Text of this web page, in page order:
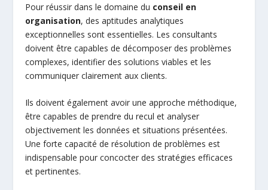
Pour réussir dans le domaine du conseil en
organisation, des aptitudes analytiques
exceptionnelles sont essentielles. Les consultants
doivent être capables de décomposer des problèmes
complexes, identifier des solutions viables et les
communiquer clairement aux clients.
Ils doivent également avoir une approche méthodique,
être capables de prendre du recul et analyser
objectivement les données et situations présentées.
Une forte capacité de résolution de problèmes est
indispensable pour concocter des stratégies efficaces
et pertinentes.